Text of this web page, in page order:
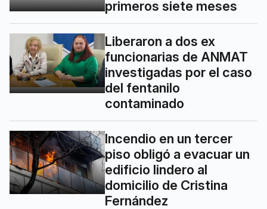
primeros siete meses
Liberaron a dos ex
funcionarias de ANMAT
investigadas por el caso
del fentanilo
contaminado
Incendio en un tercer
piso obligó a evacuar un
edificio lindero al
domicilio de Cristina
Fernández